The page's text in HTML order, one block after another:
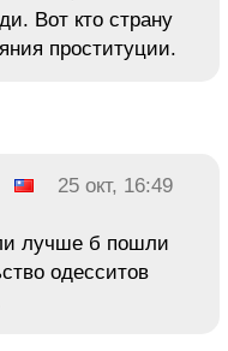
Вот кто страну
проституции.
25 окт, 16:49
лучше б пошли
одесситов